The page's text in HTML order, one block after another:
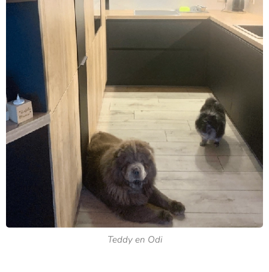
Teddy en Odi